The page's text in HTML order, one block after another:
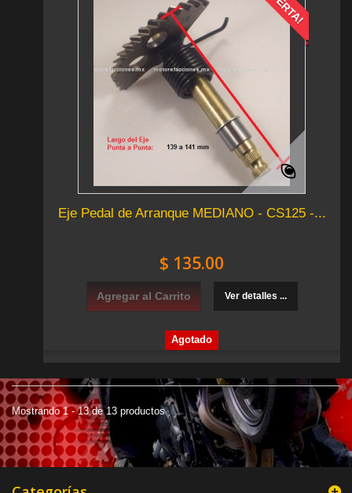
Eje Pedal de Arranque MEDIANO - CS125 -...
$ 135.00
Agregar al Carrito Ver detalles ...
Agotado
Mostrando 1 - 13 de 13 productos